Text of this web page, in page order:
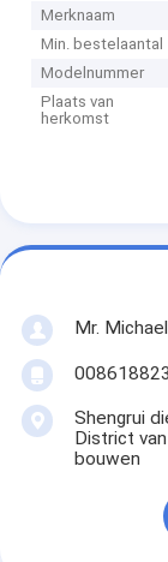
Merknaam
Min. bestelaantal
Modelnummer
Plaats van
herkomst
Mr.
Shengrui
District
bouwen